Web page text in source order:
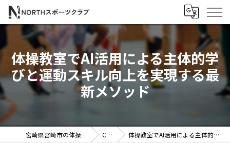
体操教室でAI活用による主体的学
びと運動スキル向上を実現する最
新メソッド
宮崎県宮崎市の体操教室ならNORTHスポーツクラブ COLUMN 体操教室でAI活用による主体的学びと運動スキル向上を実現する最新メソッド